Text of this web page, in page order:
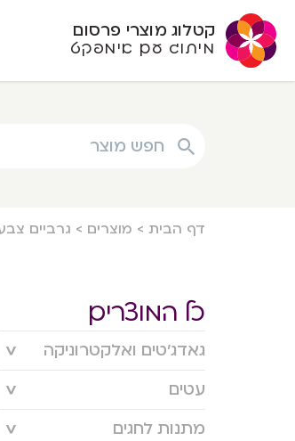
קטלוג מוצרי פרסום
מיתוג עם אימפקט
חפש מוצר
דף הבית > מוצרים > גרביים
כל המוצרים
גאדג’טים ואלקטרוניקה
עטים
מתנות לחגים